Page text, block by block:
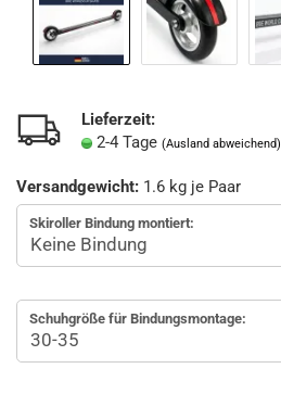
Lieferzeit:
2-4 Tage (Ausland abweichend)
Versandgewicht: 1.6 kg je Paar
Skiroller Bindung montiert:
Schuhgröße für Bindungsmontage: